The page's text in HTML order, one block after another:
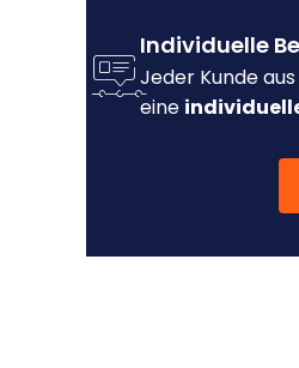
Individuelle
Jeder Kunde
eine